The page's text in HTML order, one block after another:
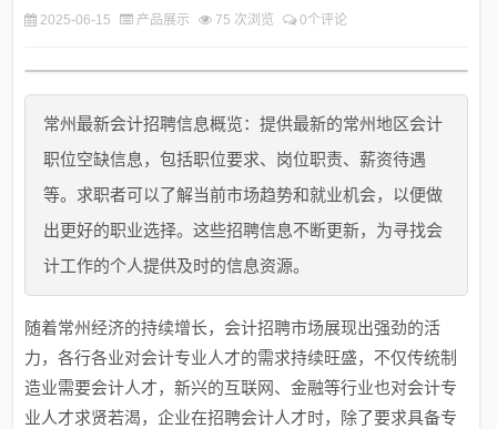
2025-06-15 产品展示 75 次浏览 0个评论
常州最新会计招聘信息概览：提供最新的常州地区会计
职位空缺信息，包括职位要求、岗位职责、薪资待遇
等。求职者可以了解当前市场趋势和就业机会，以便做
出更好的职业选择。这些招聘信息不断更新，为寻找会
计工作的个人提供及时的信息资源。
随着常州经济的持续增长，会计招聘市场展现出强劲的活
力，各行各业对会计专业人才的需求持续旺盛，不仅传统制
造业需要会计人才，新兴的互联网、金融等行业也对会计专
业人才求贤若渴，企业在招聘会计人才时，除了要求具备专